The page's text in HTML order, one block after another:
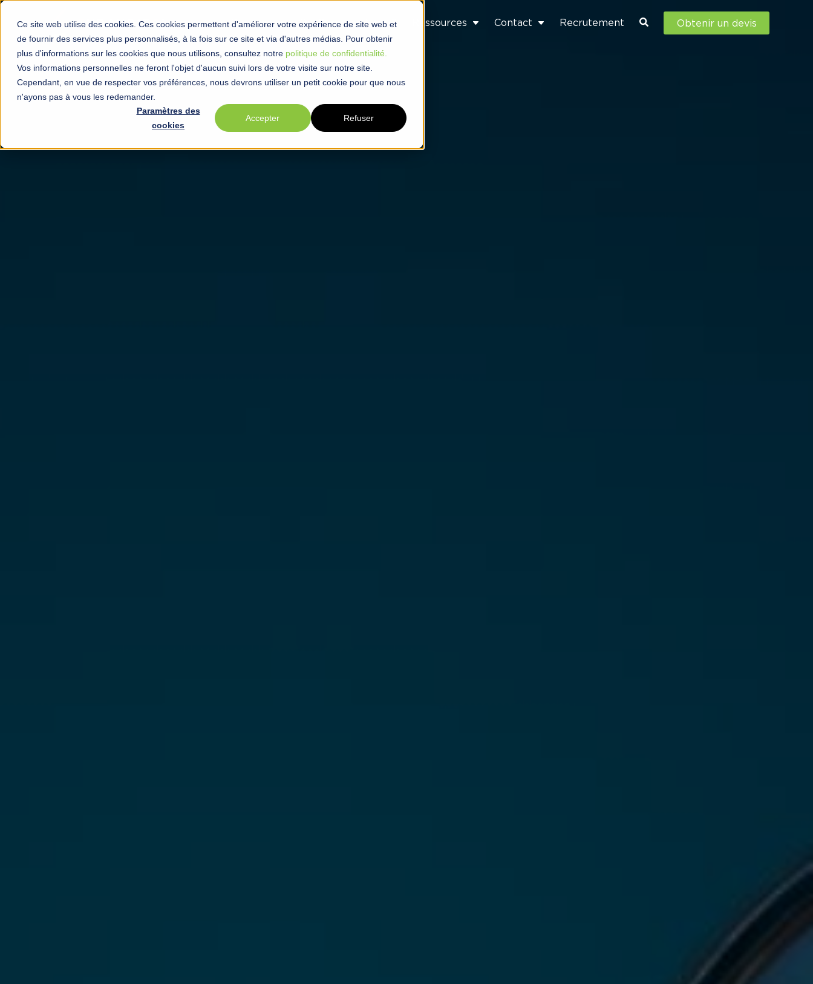
Ce site web utilise des cookies. Ces cookies permettent d'améliorer votre expérience de site web et
de fournir des services plus personnalisés, à la fois sur ce site et via d'autres médias. Pour obtenir
plus d'informations sur les cookies que nous utilisons, consultez notre politique de confidentialité.
Vos informations personnelles ne feront l'objet d'aucun suivi lors de votre visite sur notre site.
Cependant, en vue de respecter vos préférences, nous devrons utiliser un petit cookie pour que nous
n'ayons pas à vous les redemander.
Paramètres des
cookies
Accepter Refuser
Services Qui Sommes-Nous ? Ressources Contact Recrutement Obtenir un devis